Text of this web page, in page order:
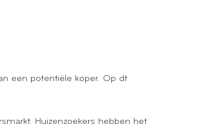
een potentiële koper. Op dt
Huizenzoekers hebben het